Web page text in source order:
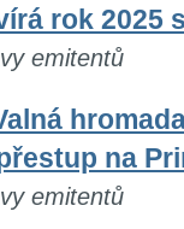
rok
emitentů
na
emitentů